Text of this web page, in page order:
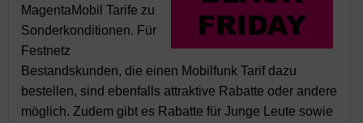
MagentaMobil Tarife zu
Sonderkonditionen. Für
Festnetz
Bestandskunden, die einen Mobilfunk Tarif dazu
bestellen, sind ebenfalls attraktive Rabatte oder andere
möglich. Zudem gibt es Rabatte für Junge Leute sowie